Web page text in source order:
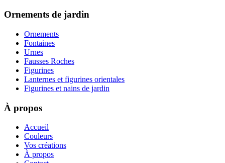
Ornements de jardin
Ornements
Fontaines
Urnes
Fausses Roches
Figurines
Lanternes et figurines orientales
Figurines et nains de jardin
À propos
Accueil
Couleurs
Vos créations
À propos